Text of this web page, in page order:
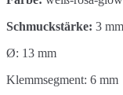
Schmuckstärke: 3 mm
Ø: 13 mm
Klemmsegment: 6 mm